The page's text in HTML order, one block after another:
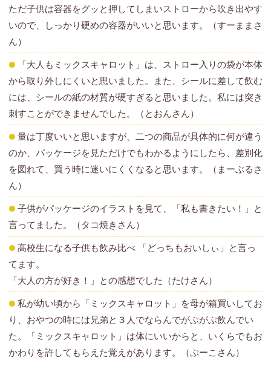
ただ子供は容器をグッと押してしまいストローから吹き出やす
いので、しっかり硬めの容器がいいと思います。（すーままさ
ん）
「大人もミックスキャロット」は、ストロー入りの袋が本体
から取り外しにくいと思いました。また、シールに差して飲む
には、シールの紙の材質が硬すぎると思いました。私には突き
刺すことができませんでした。（とおんさん）
量は丁度いいと思いますが、二つの商品が具体的に何が違う
のか、パッケージを見ただけでもわかるようにしたら、差別化
を図れて、買う時に迷いにくくなると思います。（まーぶるさ
ん）
子供がパッケージのイラストを見て、「私も書きたい！」と
言ってました。（タコ焼きさん）
高校生になる子供も飲み比べ 「どっちもおいしぃ」と言っ
てます。
「大人の方が好き！」との感想でした（たけさん）
私が幼い頃から「ミックスキャロット」を母が箱買いしてお
り、おやつの時には兄弟と３人でならんでがぶがぶ飲んでい
た。「ミックスキャロット」は体にいいからと、いくらでもお
かわりを許してもらえた覚えがあります。（ぷーこさん）